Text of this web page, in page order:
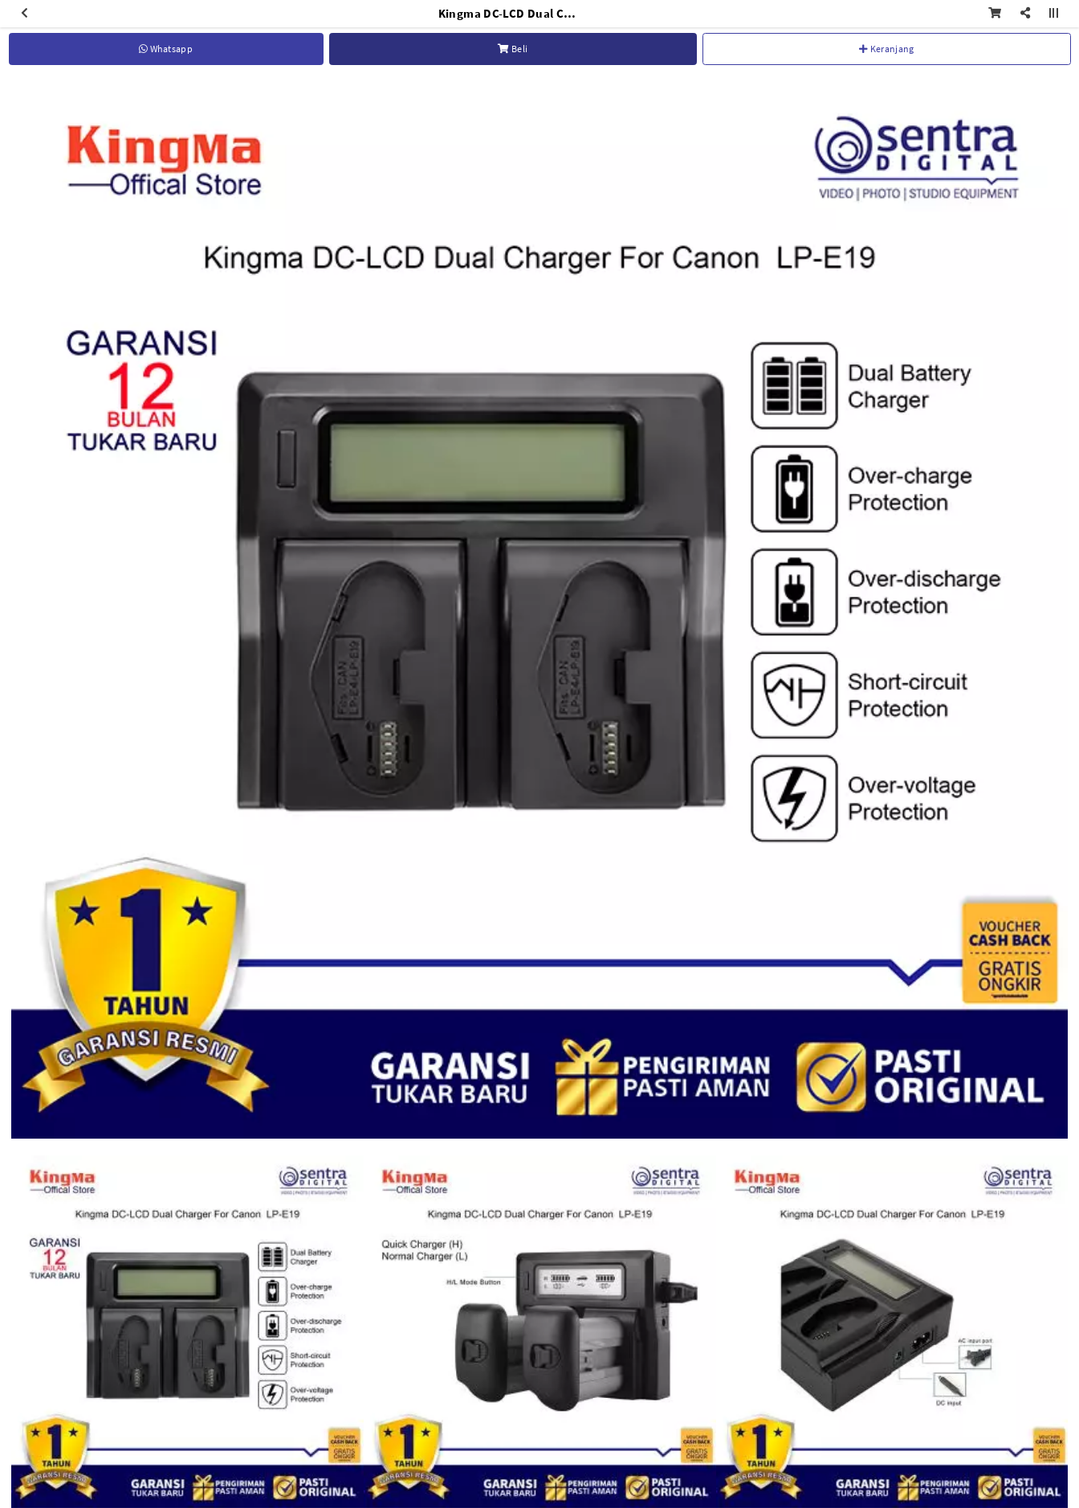
Kingma DC-LCD Dual Charger For Canon LP-E19 LP-E4N (DC LCD-LPE19)
Whatsapp Beli Keranjang